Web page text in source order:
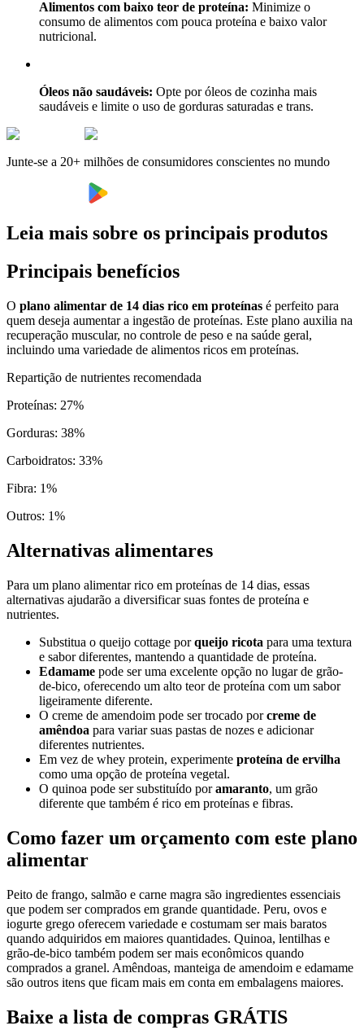
Alimentos com baixo teor de proteína: Minimize o
consumo de alimentos com pouca proteína e baixo valor
nutricional.
Óleos não saudáveis: Opte por óleos de cozinha mais
saudáveis e limite o uso de gorduras saturadas e trans.
Junte-se a 20+ milhões de consumidores conscientes no mundo
Leia mais sobre os principais produtos
Principais benefícios
O plano alimentar de 14 dias rico em proteínas é perfeito para
quem deseja aumentar a ingestão de proteínas. Este plano auxilia na
recuperação muscular, no controle de peso e na saúde geral,
incluindo uma variedade de alimentos ricos em proteínas.
Repartição de nutrientes recomendada
Proteínas: 27%
Gorduras: 38%
Carboidratos: 33%
Fibra: 1%
Outros: 1%
Alternativas alimentares
Para um plano alimentar rico em proteínas de 14 dias, essas
alternativas ajudarão a diversificar suas fontes de proteína e
nutrientes.
Substitua o queijo cottage porqueijo ricota para uma textura
e sabor diferentes, mantendo a quantidade de proteína.
Edamame pode ser uma excelente opção no lugar de grão-
de-bico, oferecendo um alto teor de proteína com um sabor
ligeiramente diferente.
O creme de amendoim pode ser trocado porcreme de
amêndoa para variar suas pastas de nozes e adicionar
diferentes nutrientes.
Em vez de whey protein, experimente proteína de ervilha
como uma opção de proteína vegetal.
O quinoa pode ser substituído poramaranto, um grão
diferente que também é rico em proteínas e fibras.
Como fazer um orçamento com este plano
alimentar
Peito de frango, salmão e carne magra são ingredientes essenciais
que podem ser comprados em grande quantidade. Peru, ovos e
iogurte grego oferecem variedade e costumam ser mais baratos
quando adquiridos em maiores quantidades. Quinoa, lentilhas e
grão-de-bico também podem ser mais econômicos quando
comprados a granel. Amêndoas, manteiga de amendoim e edamame
são outros itens que ficam mais em conta em embalagens maiores.
Baixe a lista de compras GRÁTIS